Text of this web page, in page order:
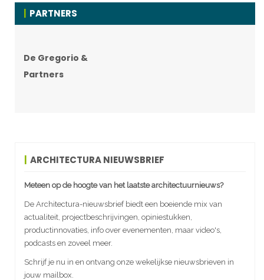
PARTNERS
De Gregorio &
Partners
ARCHITECTURA NIEUWSBRIEF
Meteen op de hoogte van het laatste architectuurnieuws?
De Architectura-nieuwsbrief biedt een boeiende mix van
actualiteit, projectbeschrijvingen, opiniestukken,
productinnovaties, info over evenementen, maar video's,
podcasts en zoveel meer.
Schrijf je nu in en ontvang onze wekelijkse nieuwsbrieven in
jouw mailbox.